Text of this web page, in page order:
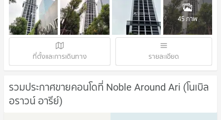
45 ภาพ
ที่ตั้งและการเดินทาง รายละเอียด
รวมประกาศขายคอนโดที่ Noble Around Ari (โนเบิล
อราวน์ อารีย์)